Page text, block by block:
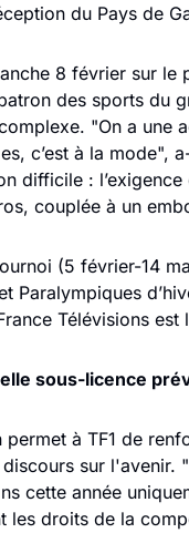
du Pays de
8 février sur le
des sports du
"On a une
c’est à la mode",
difficile :
couplée à un
(5 février-14
Paralympiques
Télévisions
sous-licence
permet à TF1 de
sur l'avenir.
cette année
les droits de la